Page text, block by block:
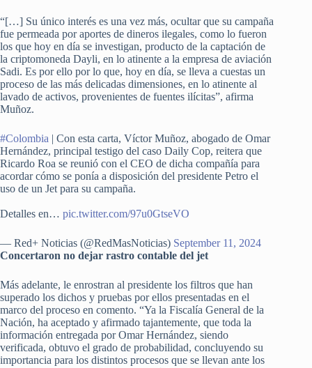
“[…] Su único interés es una vez más, ocultar que su campaña
fue permeada por aportes de dineros ilegales, como lo fueron
los que hoy en día se investigan, producto de la captación de
la criptomoneda Dayli, en lo atinente a la empresa de aviación
Sadi. Es por ello por lo que, hoy en día, se lleva a cuestas un
proceso de las más delicadas dimensiones, en lo atinente al
lavado de activos, provenientes de fuentes ilícitas”, afirma
Muñoz.
#Colombia | Con esta carta, Víctor Muñoz, abogado de Omar
Hernández, principal testigo del caso Daily Cop, reitera que
Ricardo Roa se reunió con el CEO de dicha compañía para
acordar cómo se ponía a disposición del presidente Petro el
uso de un Jet para su campaña.
Detalles en… pic.twitter.com/97u0GtseVO
— Red+ Noticias (@RedMasNoticias) September 11, 2024
Concertaron no dejar rastro contable del jet
Más adelante, le enrostran al presidente los filtros que han
superado los dichos y pruebas por ellos presentadas en el
marco del proceso en comento. “Ya la Fiscalía General de la
Nación, ha aceptado y afirmado tajantemente, que toda la
información entregada por Omar Hernández, siendo
verificada, obtuvo el grado de probabilidad, concluyendo su
importancia para los distintos procesos que se llevan ante los